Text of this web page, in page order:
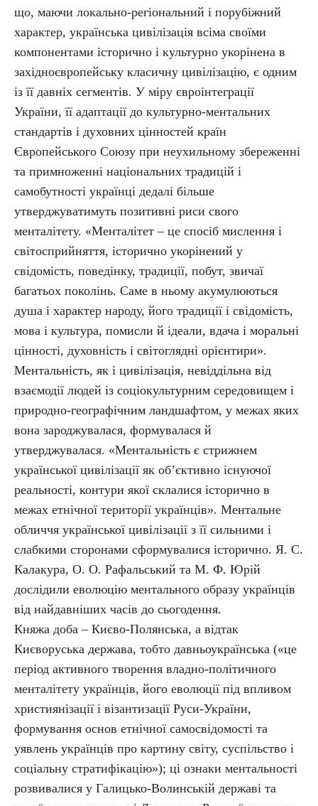
що, маючи локально-регіональний і порубіжний
характер, українська цивілізація всіма своїми
компонентами історично і культурно укорінена в
західноєвропейську класичну цивілізацію, є одним
із її давніх сегментів. У міру євроінтеграції
України, її адаптації до культурно-ментальних
стандартів і духовних цінностей країн
Європейського Союзу при неухильному збереженні
та примноженні національних традицій і
самобутності українці дедалі більше
утверджуватимуть позитивні риси свого
менталітету. «Менталітет – це спосіб мислення і
світосприйняття, історично укорінений у
свідомість, поведінку, традиції, побут, звичаї
багатьох поколінь. Саме в ньому акумулюються
душа і характер народу, його традиції і свідомість,
мова і культура, помисли й ідеали, вдача і моральні
цінності, духовність і світоглядні орієнтири».
Ментальність, як і цивілізація, невіддільна від
взаємодії людей із соціокультурним середовищем і
природно-географічним ландшафтом, у межах яких
вона зароджувалася, формувалася й
утверджувалася. «Ментальність є стрижнем
української цивілізації як об’єктивно існуючої
реальності, контури якої склалися історично в
межах етнічної території українців». Ментальне
обличчя української цивілізації з її сильними і
слабкими сторонами сформувалися історично. Я. С.
Калакура, О. О. Рафальський та М. Ф. Юрій
дослідили еволюцію ментального образу українців
від найдавніших часів до сьогодення.
Княжа доба – Києво-Полянська, а відтак
Києворуська держава, тобто давньоукраїнська («це
період активного творення владно-політичного
менталітету українців, його еволюції під впливом
християнізації і візантизації Руси-України,
формування основ етнічної самосвідомості та
уявлень українців про картину світу, суспільство і
соціальну стратифікацію»); ці ознаки ментальності
розвивалися у Галицько-Волинській державі та